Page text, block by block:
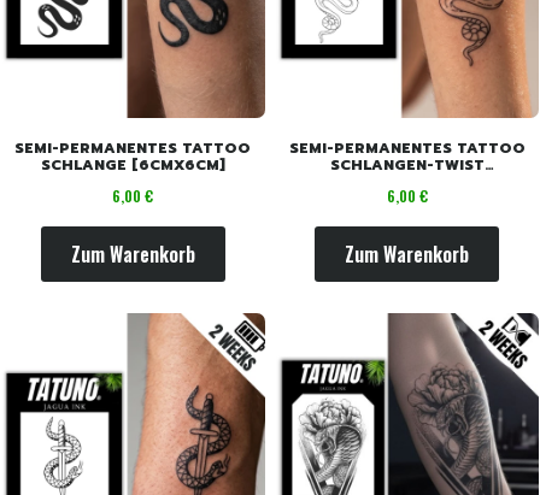
SEMI-PERMANENTES TATTOO
SCHLANGE [6CMX6CM]
Preis
6,00 €
Zum Warenkorb
SEMI-PERMANENTES TATTOO
SCHLANGEN-TWIST
Preis
6,00 €
Zum Warenkorb